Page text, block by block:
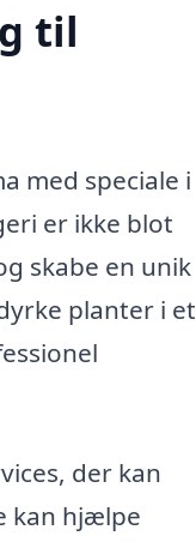
til
med speciale i
er ikke blot
skabe en unik
planter i et
der kan
kan hjælpe